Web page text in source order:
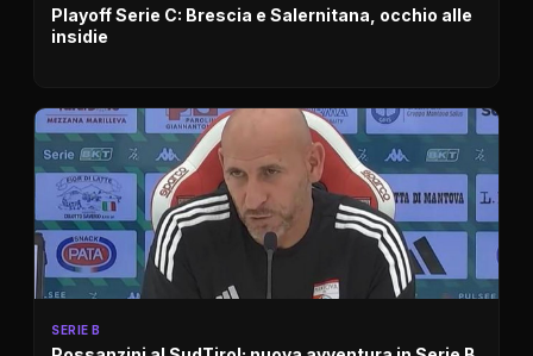
Playoff Serie C: Brescia e Salernitana, occhio alle
insidie
SERIE B